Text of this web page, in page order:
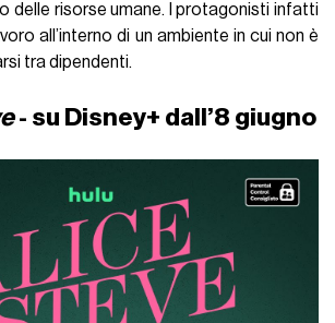
delle risorse umane. I protagonisti infatti
all’interno di un ambiente in cui non è
tra dipendenti.
- su Disney+ dall’8 giugno